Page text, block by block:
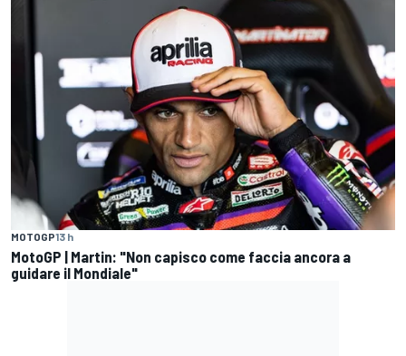
MOTOGP13 h
MotoGP | Martin: "Non capisco come faccia ancora a
guidare il Mondiale"